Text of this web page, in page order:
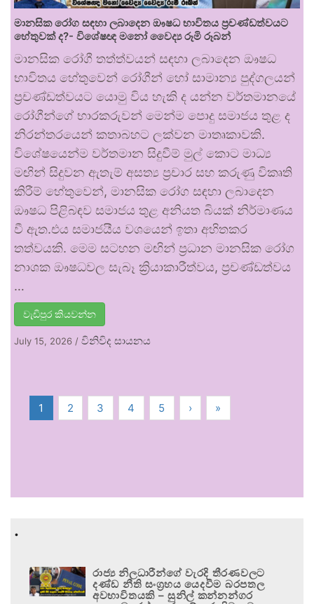
මානසික රෝග සඳහා ලබාදෙන ඖෂධ භාවිතය ප්‍රචණ්ඩත්වයට
හේතුවක් ද?- විශේෂඥ මනෝ වෛද්‍ය රූමි රූබන්
මානසික රෝගී තත්ත්වයන් සඳහා ලබාදෙන ඖෂධ
භාවිතය හේතුවෙන් රෝගීන් හෝ සාමාන්‍ය පුද්ගලයන්
ප්‍රචණ්ඩත්වයට යොමු විය හැකි ද යන්න වර්තමානයේ
රෝගීන්ගේ භාරකරුවන් මෙන්ම පොදු සමාජය තුළ ද
නිරන්තරයෙන් කතාබහට ලක්වන මාතෘකාවකි.
විශේෂයෙන්ම වර්තමාන සිදුවීම් මුල් කොට මාධ්‍ය
මඟින් සිදුවන ඇතැම් අසත්‍ය ප්‍රචාර සහ කරුණු විකෘති
කිරීම් හේතුවෙන්, මානසික රෝග සඳහා ලබාදෙන
ඖෂධ පිළිබඳව සමාජය තුළ අනියත බියක් නිර්මාණය
වී ඇත.එය සමාජයීය වශයෙන් ඉතා අහිතකර
තත්වයකි. මෙම සටහන මඟින් ප්‍රධාන මානසික රෝග
නාශක ඖෂධවල සැබෑ ක්‍රියාකාරීත්වය, ප්‍රචණ්ඩත්වය
…
වැඩිපුර කියවන්න
July 15, 2026 / විනිවිද සායනය
1 2 3 4 5 › »
.
රාජ්‍ය නිලධාරීන්ගේ වැරදි තීරණවලට
දණ්ඩ නීති සංග්‍රහය යෙදවීම බරපතල
අවභාවිතයකි – සුනිල් කන්නන්ගර